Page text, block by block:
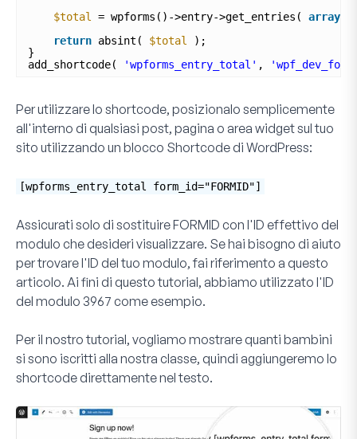
$total
= wpforms()->entry->get_entries( array
return absint( $total
);
}
add_shortcode(
'wpforms_entry_total' ,
Per utilizzare lo shortcode, posizionalo semplicemente
all'interno di qualsiasi post, pagina o area widget sul tuo
sito utilizzando un blocco Shortcode di WordPress:
[wpforms_entry_total form_id="FORMID"]
Assicurati solo di sostituireFORMID con l'ID effettivo del
modulo che desideri visualizzare. Se hai bisogno di aiuto
per trovare l'ID del tuo modulo, fai riferimento a questo
articolo. Ai fini di questo tutorial, abbiamo utilizzato l'ID
del modulo 3967 come esempio.
Per il nostro tutorial, vogliamo mostrare quanti bambini
si sono iscritti alla nostra classe, quindi aggiungeremo lo
shortcode direttamente nel testo.